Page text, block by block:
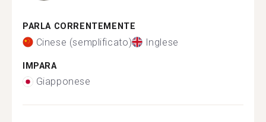
PARLA CORRENTEMENTE
Cinese (semplificato) Inglese
IMPARA
Giapponese